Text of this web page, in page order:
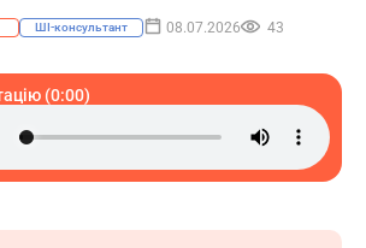
ШІ-консультант 08.07.2026 43
(0:00)